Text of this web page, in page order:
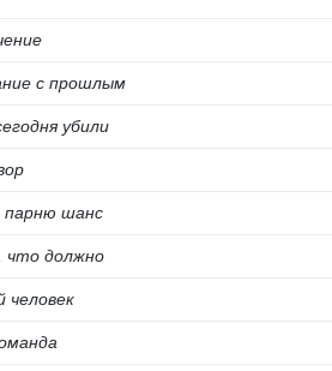
с прошлым
убили
парню шанс
что должно
человек